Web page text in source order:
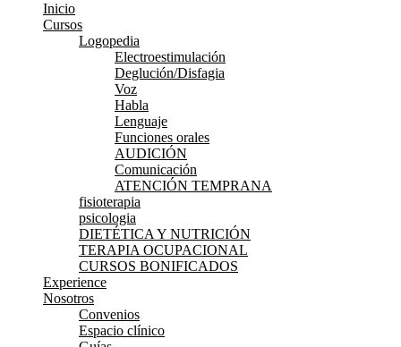
Inicio
Cursos
Logopedia
Electroestimulación
Deglución/Disfagia
Voz
Habla
Lenguaje
Funciones orales
AUDICIÓN
Comunicación
ATENCIÓN TEMPRANA
fisioterapia
psicologia
DIETÉTICA Y NUTRICIÓN
TERAPIA OCUPACIONAL
CURSOS BONIFICADOS
Experience
Nosotros
Convenios
Espacio clínico